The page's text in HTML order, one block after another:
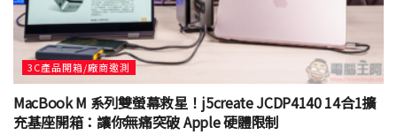
3C產品開箱/廠商邀測
MacBook M 系列雙螢幕救星！j5create JCDP4140 14合1擴
充基座開箱：讓你無痛突破 Apple 硬體限制